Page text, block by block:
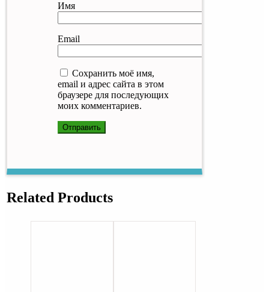
Имя
Email
Сохранить моё имя,
email и адрес сайта в этом
браузере для последующих
моих комментариев.
Related Products